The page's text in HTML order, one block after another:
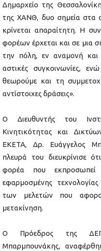
Δημαρχείο της
της ΧΑΝΘ, δυο σημεία στα
κρίνεται απαραίτητη. Η
φορέων έρχεται και σε μια
την πόλη, εν αναμονή και
αστικές συγκοινωνίες,
θεωρούμε και τη
αντίστοιχες δράσεις».
Ο Διευθυντής του
Κινητικότητας και
ΕΚΕΤΑ, Δρ. Ευάγγελος
πλευρά του διευκρίνισε
φορέα που
εφαρμοσμένης
των μελετών που
μετακίνηση.
Ο Πρόεδρος της
Μπαρμπουνάκης,